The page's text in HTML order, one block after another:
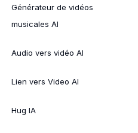
Générateur de vidéos
musicales AI
Audio vers vidéo AI
Lien vers Video AI
Hug IA